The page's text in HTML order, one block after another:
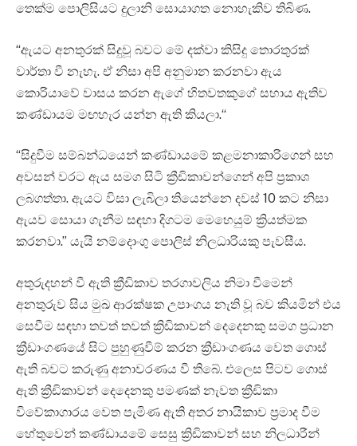
තෙක්ම පොලිසියට දුලානි සොයාගත නොහැකිව තිබිණ.
“ඇයට අනතුරක් සිදුවූ බවට මේ දක්වා කිසිදු තොරතුරක්
වාර්තා වී නැහැ. ඒ නිසා අපි අනුමාන කරනවා ඇය
කොරියාවේ වාසය කරන ඇගේ හිතවතකුගේ සහාය ඇතිව
කණ්ඩායම මඟහැර යන්න ඇති කියලා.“
“සිදුවීම සම්බන්ධයෙන් කණ්ඩායමේ කළමනාකාරිගෙන් සහ
අවසන් වරට ඇය සමග සිටි ක්‍රීඩිකාවන්ගෙන් අපි ප්‍රකාශ
ලබගත්තා. ඇයට විසා ලැබිලා තියෙන්නෙ දවස් 10 කට නිසා
ඇයව සොයා ගැනීම සඳහා දිගටම මෙහෙයුම් ක්‍රියත්මක
කරනවා.” යැයි නම්දොංගු පොලිස් නිලධාරියකු පැවසීය.
අතුරුදහන් වී ඇති ක්‍රීඩිකාව තරගාවලිය නිමා වීමෙන්
අනතුරුව සිය මුඛ ආරක්ෂක උපාංගය නැති වූ බව කියමින් එය
සෙවීම සඳහා තවත් තවත් ක්‍රිඩිකාවන් දෙදෙනකු සමග ප්‍රධාන
ක්‍රීඩාංගණයේ සිට පුහුණුවීම් කරන ක්‍රීඩාංගණය වෙත ගොස්
ඇති බවට කරුණු අනාවරණය වී තිබේ. එලෙස පිටව ගොස්
ඇති ක්‍රීඩිකාවන් දෙ‍දෙනකු පමණක් නැවත ක්‍රීඩිකා
විවේකාගාරය වෙත පැමිණ ඇති අතර නායිකාව ප්‍රමාද වීම
හේතුවෙන් කණ්ඩායමේ සෙසු ක්‍රිඩිකාවන් සහ නිලධාරීන්